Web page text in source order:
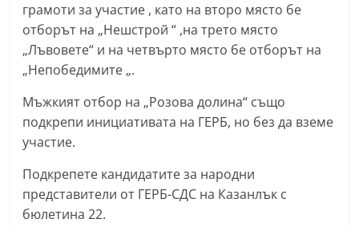
o
,
g
a
l
l
r
y
-
грамоти за участие , като на второ място бе
отборът на „Нешстрой “ ,на трето място
„Лъвовете“ и на четвърто място бе отборът на
„Непобедимите „.
Мъжкият отбор на „Розова долина“ също
подкрепи инициативата на ГЕРБ, но без да вземе
участие.
Подкрепете кандидатите за народни
представители от ГЕРБ-СДС на Казанлък с
бюлетина 22.